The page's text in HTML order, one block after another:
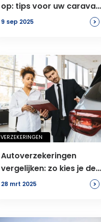
op: tips voor uw caravan
en brommer
9 sep 2025 >
VERZEKERINGEN
Autoverzekeringen
vergelijken: zo kies je de
beste optie
28 mrt 2025 >